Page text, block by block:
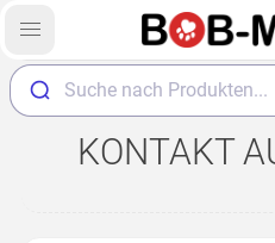
Suche nach Produkten...
KONTAKT